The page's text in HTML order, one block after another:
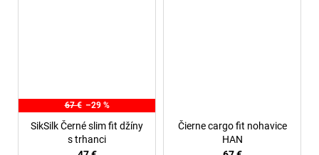
67 € –29 %
SikSilk Černé slim fit džíny
s trhanci
Čierne cargo fit nohavice
HAN